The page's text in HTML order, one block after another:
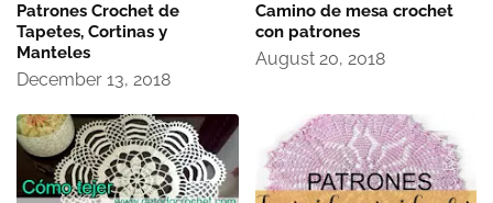
Patrones Crochet de
Tapetes, Cortinas y
Manteles
December 13, 2018
Camino de mesa crochet
con patrones
August 20, 2018